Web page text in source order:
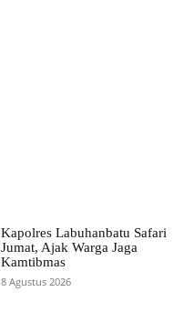
Kapolres Labuhanbatu Safari
Jumat, Ajak Warga Jaga
Kamtibmas
8 Agustus 2026